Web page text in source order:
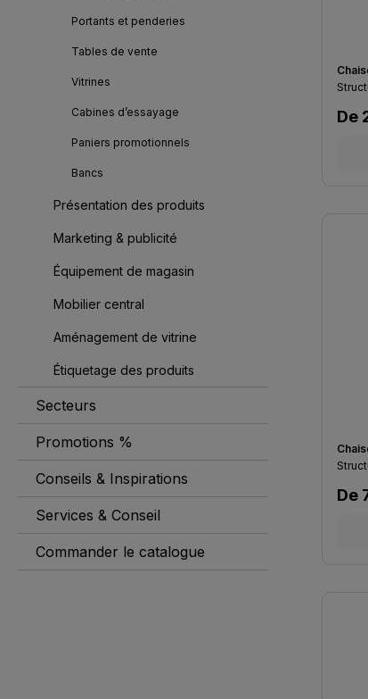
Portants et penderies
Tables de vente
Vitrines
Cabines d’essayage
Paniers promotionnels
Bancs
Présentation des produits
Marketing & publicité
Équipement de magasin
Mobilier central
Aménagement de vitrine
Étiquetage des produits
Secteurs
Promotions %
Conseils & Inspirations
Services & Conseil
Commander le catalogue
De
De